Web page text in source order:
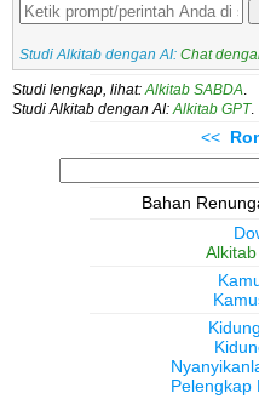
Studi Alkitab dengan AI: Chat
Studi lengkap, lihat: Alkitab SABDA
Studi Alkitab dengan AI: Alkitab GPT.
<<
Bahan
Pelengkap